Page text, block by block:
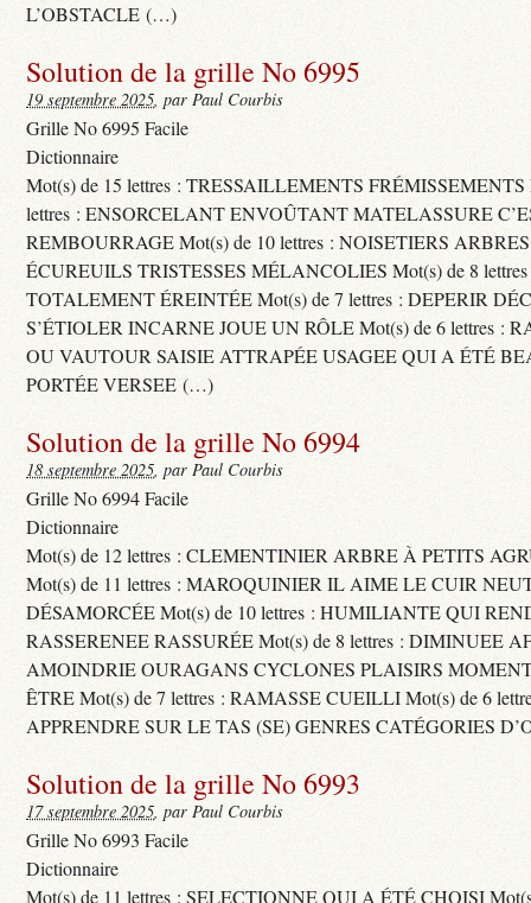
L’OBSTACLE (…)
Solution de la grille No 6995
19 septembre 2025, par Paul Courbis
Grille No 6995 Facile
Dictionnaire
Mot(s) de 15 lettres : TRESSAILLEMENTS FRÉMISSEMENTS
lettres : ENSORCELANT ENVOÛTANT MATELASSURE
REMBOURRAGE Mot(s) de 10 lettres : NOISETIERS
ÉCUREUILS TRISTESSES MÉLANCOLIES Mot(s) de 8
TOTALEMENT ÉREINTÉE Mot(s) de 7 lettres : DEPERIR
S’ÉTIOLER INCARNE JOUE UN RÔLE Mot(s) de 6 lettres :
OU VAUTOUR SAISIE ATTRAPÉE USAGEE QUI A ÉTÉ
PORTÉE VERSEE (…)
Solution de la grille No 6994
18 septembre 2025, par Paul Courbis
Grille No 6994 Facile
Dictionnaire
Mot(s) de 12 lettres : CLEMENTINIER ARBRE À PETITS
Mot(s) de 11 lettres : MAROQUINIER IL AIME LE CUIR
DÉSAMORCÉE Mot(s) de 10 lettres : HUMILIANTE QUI
RASSERENEE RASSURÉE Mot(s) de 8 lettres : DIMINUEE
AMOINDRIE OURAGANS CYCLONES PLAISIRS
ÊTRE Mot(s) de 7 lettres : RAMASSE CUEILLI Mot(s) de 6
APPRENDRE SUR LE TAS (SE) GENRES CATÉGORIES
Solution de la grille No 6993
17 septembre 2025, par Paul Courbis
Grille No 6993 Facile
Dictionnaire
Mot(s) de 11 lettres : SELECTIONNE QUI A ÉTÉ CHOISI